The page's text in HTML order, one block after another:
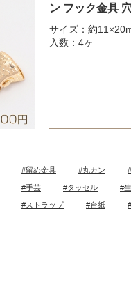
ン フック金具
サイズ：約
入数：4ヶ
#留め金具 #丸カン
#手芸 #タッセル #
#ストラップ #台紙